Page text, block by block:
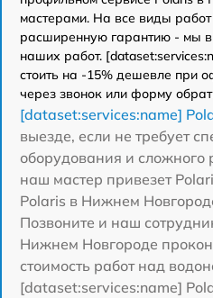
мастерами. На все виды
расширенную гарантию - мы в
наших работ.
стоить на -15% дешевле при
через звонок или форму
[dataset:services:name]
выезде, если не требует
оборудования и сложного
наш мастер привезет
Polaris в Нижнем
Позвоните и наш
Нижнем Новгороде
стоимость работ над
[dataset:services:name]